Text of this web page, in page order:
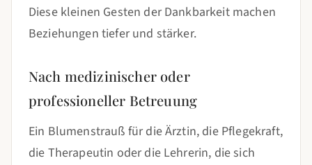
Diese kleinen Gesten der Dankbarkeit machen
Beziehungen tiefer und stärker.
Nach medizinischer oder
professioneller Betreuung
Ein Blumenstrauß für die Ärztin, die Pflegekraft,
die Therapeutin oder die Lehrerin, die sich